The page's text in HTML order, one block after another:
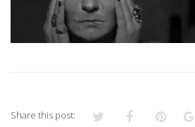
Share this post: